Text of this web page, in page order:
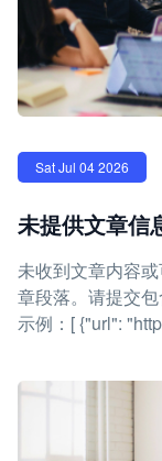
Sat Jul 04 2026
未提供文章信
未收到文章内容
章段落。请提交
示例：[ {"url":